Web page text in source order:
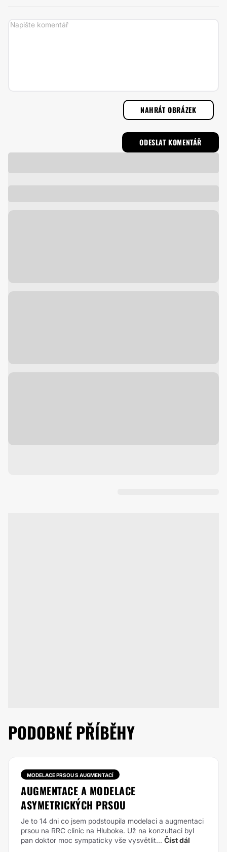
NAHRÁT OBRÁZEK
PODOBNÉ PŘÍBĚHY
MODELACE PRSOU S AUGMENTACÍ
AUGMENTACE A MODELACE
ASYMETRICKÝCH PRSOU
Je to 14 dni co jsem podstoupila modelaci a augmentaci
prsou na RRC clinic na Hluboke. Už na konzultaci byl
pan doktor moc sympaticky vše vysvětlit... Číst dál